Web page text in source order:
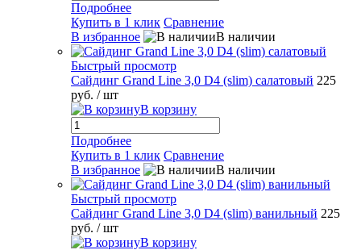
Подробнее
Купить в 1 клик Сравнение
В избранное
В наличии
Быстрый просмотр
Сайдинг Grand Line 3,0 D4 (slim) салатовый 225
руб. / шт
В корзину
Подробнее
Купить в 1 клик Сравнение
В избранное
В наличии
Быстрый просмотр
Сайдинг Grand Line 3,0 D4 (slim) ванильный 225
руб. / шт
В корзину